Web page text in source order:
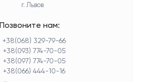
г. Львов
Позвоните нам:
+38(068) 329-79-66
+38(093) 774-70-05
+38(097) 774-70-05
+38(066) 444-10-16